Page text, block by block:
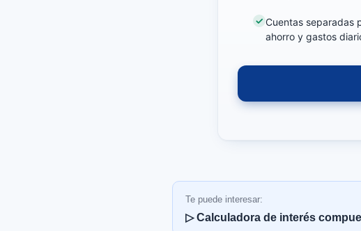
Cuentas separadas
ahorro y gastos
Te puede interesar:
▷ Calculadora de interés